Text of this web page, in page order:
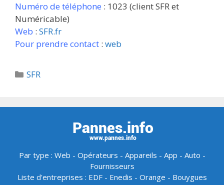
Numéro de téléphone : 1023 (client SFR et
Numéricable)
Web : SFR.fr
Pour prendre contact : web
Catégories
SFR
Par type : Web - Opérateurs - Appareils - App - Auto -
Fournisseurs
Liste d'entreprises : EDF- Enedis - Orange - Bouygues